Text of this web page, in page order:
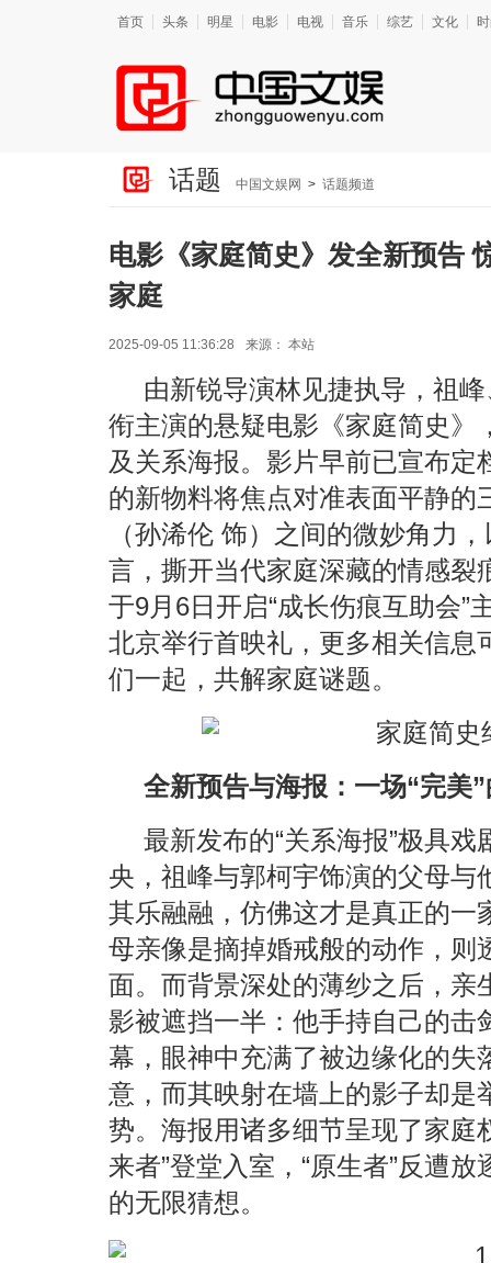
首页 头条 明星 电影 电视 音乐 综艺 文化
话题 中国文娱网 > 话题频道
电影《家庭简史》发全新预告
家庭
2025-09-05 11:36:28 来源： 本站
由新锐导演林见捷执导，祖
衔主演的悬疑电影《家庭简史》
及关系海报。影片早前已宣布
的新物料将焦点对准表面平静的
（孙浠伦 饰）之间的微妙角力
言，撕开当代家庭深藏的情感裂
于9月6日开启“成长伤痕互助会”
北京举行首映礼，更多相关信息
们一起，共解家庭谜题。
全新预告与海报：一场“完美
最新发布的“关系海报”极具
央，祖峰与郭柯宇饰演的父母与
其乐融融，仿佛这才是真正的一
母亲像是摘掉婚戒般的动作，则
面。而背景深处的薄纱之后，亲
影被遮挡一半：他手持自己的击
幕，眼神中充满了被边缘化的失
意，而其映射在墙上的影子却是
势。海报用诸多细节呈现了家
来者”登堂入室，“原生者”反遭
的无限猜想。